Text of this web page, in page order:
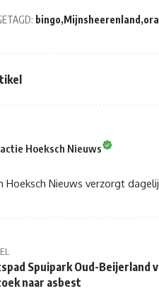
bingo Mijnsheerenland
Hoeksch Nieuws
Hoeksch Nieuws verzorgt
Spuipark Oud-Beijerland
naar asbest